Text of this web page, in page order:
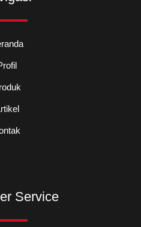
Service